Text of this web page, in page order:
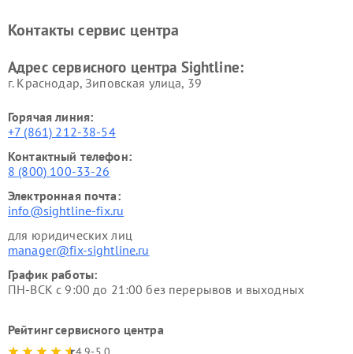
Контакты сервис центра
Адрес сервисного центра Sightline:
г. Краснодар, Зиповская улица, 39
Горячая линия:
+7 (861) 212-38-54
Контактный телефон:
8 (800) 100-33-26
Электронная почта:
info@sightline-fix.ru
для юридических лиц
manager@fix-sightline.ru
График работы:
ПН-ВСК с 9:00 до 21:00 без перерывов и выходных
Рейтинг сервисного центра